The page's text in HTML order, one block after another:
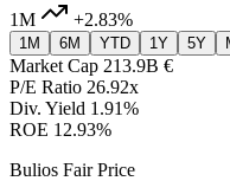
1M
+2.83%
1M 6M YTD 1Y 5Y
Market Cap 213.9B €
P/E Ratio 26.92x
Div. Yield 1.91%
ROE 12.93%
Bulios Fair Price